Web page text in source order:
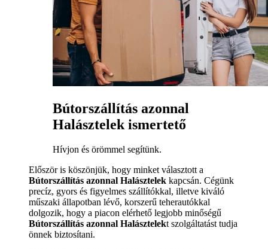
Bútorszállítás azonnal
Halásztelek ismertető
Hívjon és örömmel segítünk.
Először is köszönjük, hogy minket választott a
Bútorszállítás azonnal Halásztelek kapcsán. Cégünk
precíz, gyors és figyelmes szállítókkal, illetve kiváló
műszaki állapotban lévő, korszerű teherautókkal
dolgozik, hogy a piacon elérhető legjobb minőségű
Bútorszállítás azonnal Halásztelekt szolgáltatást tudja
önnek biztosítani.